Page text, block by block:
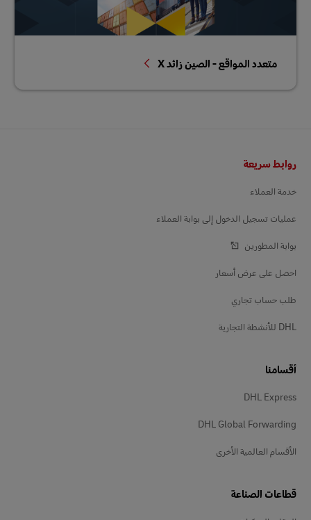
متعدد المواقع - الصين زائد X
روابط سريعة
خدمة العملاء
عمليات تسجيل الدخول إلى بوابة العملاء
بوابة المطورين
احصل على عرض أسعار
طلب حساب تجاري
DHL للأنشطة التجارية
أقسامنا
DHL Express
DHL Global Forwarding
الأقسام العالمية الأخرى
قطاعات الصناعة